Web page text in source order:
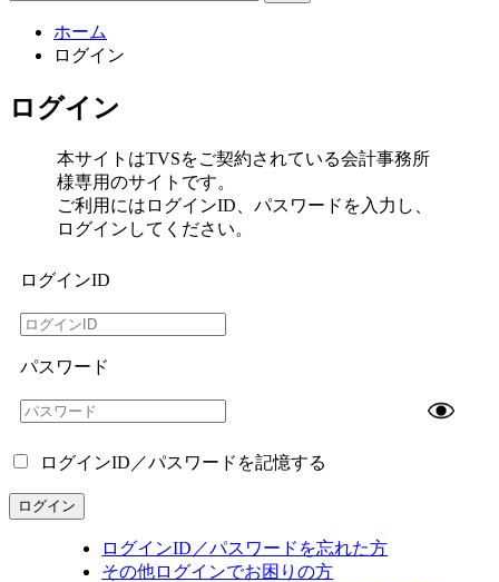
ホーム
ログイン
ログイン
本サイトはTVSをご契約されている会計事務所
様専用のサイトです。
ご利用にはログインID、パスワードを入力し、
ログインしてください。
ログインID
パスワード
ログインID／パスワードを記憶する
ログイン
ログインID／パスワードを忘れた方
その他ログインでお困りの方